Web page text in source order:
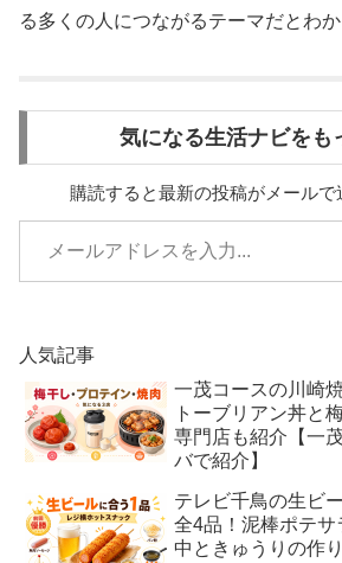
る多くの人につながるテーマだとわか
気になる生活ナビをも
購読すると最新の投稿がメールで
人気記事
一茂コースの川崎
トーブリアン丼と
専門店も紹介【一
バで紹介】
テレビ千鳥の生ビ
全4品！泥棒ポテサ
中ときゅうりの作